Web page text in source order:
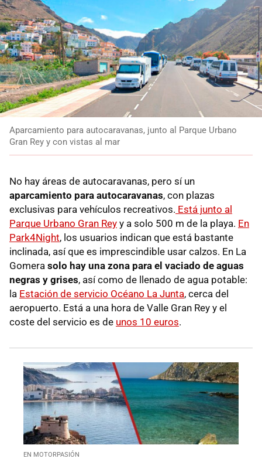
Aparcamiento para autocaravanas, junto al Parque Urbano
Gran Rey y con vistas al mar
No hay áreas de autocaravanas, pero sí un
aparcamiento para autocaravanas, con plazas
exclusivas para vehículos recreativos. Está junto al
Parque Urbano Gran Rey y a solo 500 m de la playa. En
Park4Night, los usuarios indican que está bastante
inclinada, así que es imprescindible usar calzos. En La
Gomera solo hay una zona para el vaciado de aguas
negras y grises, así como de llenado de agua potable:
la Estación de servicio Océano La Junta, cerca del
aeropuerto. Está a una hora de Valle Gran Rey y el
coste del servicio es de unos 10 euros.
EN MOTORPASIÓN